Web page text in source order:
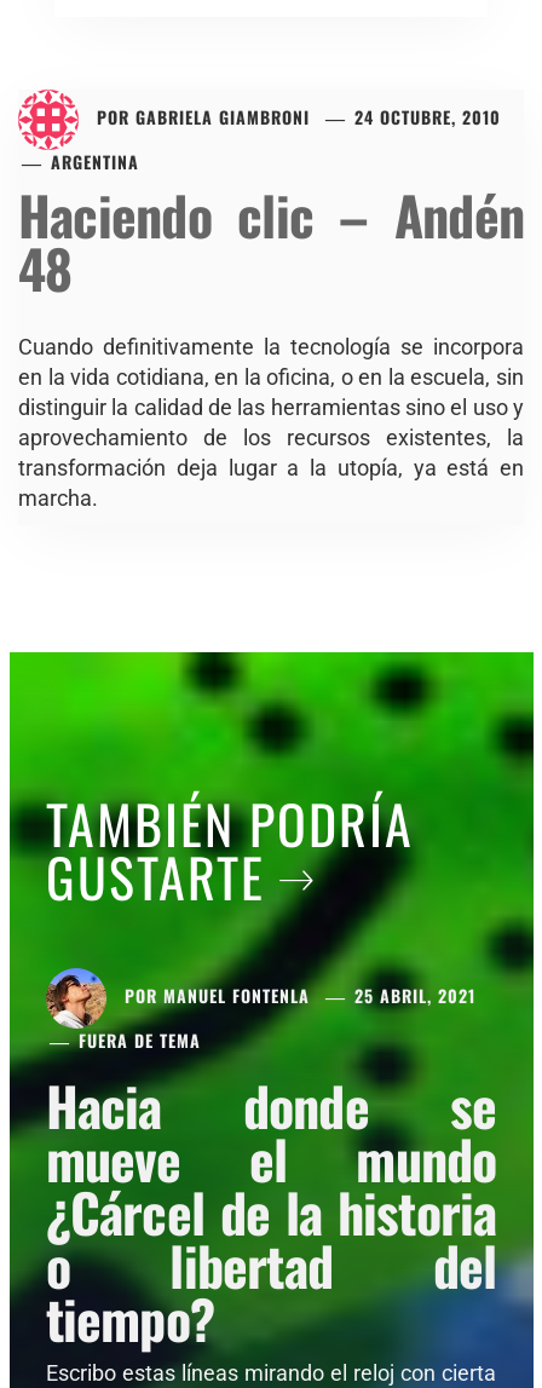
POR GABRIELA GIAMBRONI
24 OCTUBRE, 2010
ARGENTINA
Haciendo clic – Andén
48
Cuando definitivamente la tecnología se incorpora
en la vida cotidiana, en la oficina, o en la escuela, sin
distinguir la calidad de las herramientas sino el uso y
aprovechamiento de los recursos existentes, la
transformación deja lugar a la utopía, ya está en
marcha.
TAMBIÉN PODRÍA
GUSTARTE
POR MANUEL FONTENLA
25 ABRIL, 2021
FUERA DE TEMA
Hacia donde se
mueve el mundo
¿Cárcel de la historia
o libertad del
tiempo?
Escribo estas líneas mirando el reloj con cierta